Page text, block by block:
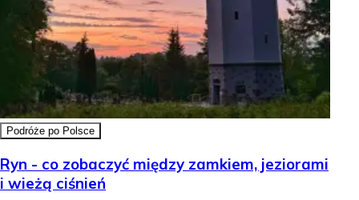
Podróże po Polsce
Ryn - co zobaczyć między zamkiem, jeziorami
i wieżą ciśnień